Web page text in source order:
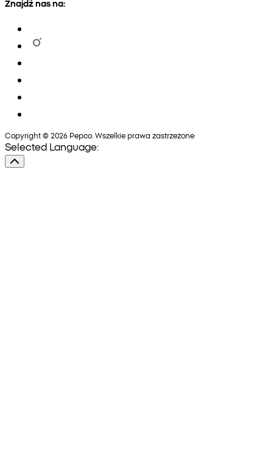
Znajdź nas na:
Copyright © 2026 Pepco. Wszelkie prawa zastrzeżone
Selected Language: